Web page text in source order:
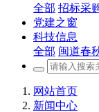
全部 招标采
党建之窗
科技信息
全部 闽道春
网站首页
新闻中心